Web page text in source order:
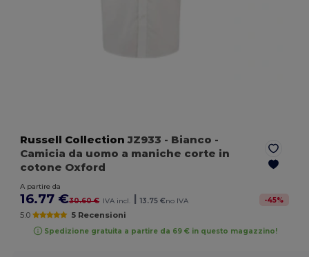
Russell Collection JZ933 - Bianco -
Camicia da uomo a maniche corte in
cotone Oxford
A partire da
16.77 €30.60 € IVA incl. | 13.75 €no IVA -45%
5.0 5 Recensioni
Spedizione gratuita a partire da 69 € in questo magazzino!